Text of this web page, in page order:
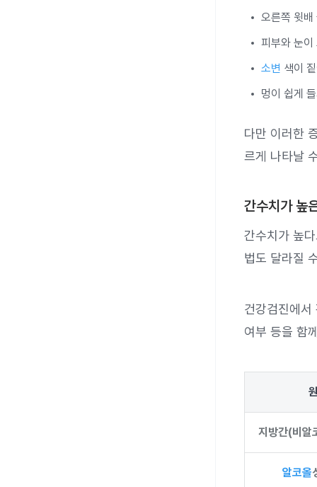
오른쪽 윗배
피부와 눈
소변 색이
멍이 쉽게
다만 이러한
르게 나타날
간수치가 높
간수치가 높
법도 달라질
건강검진에
여부 등을 함
지방간(비알
알코올